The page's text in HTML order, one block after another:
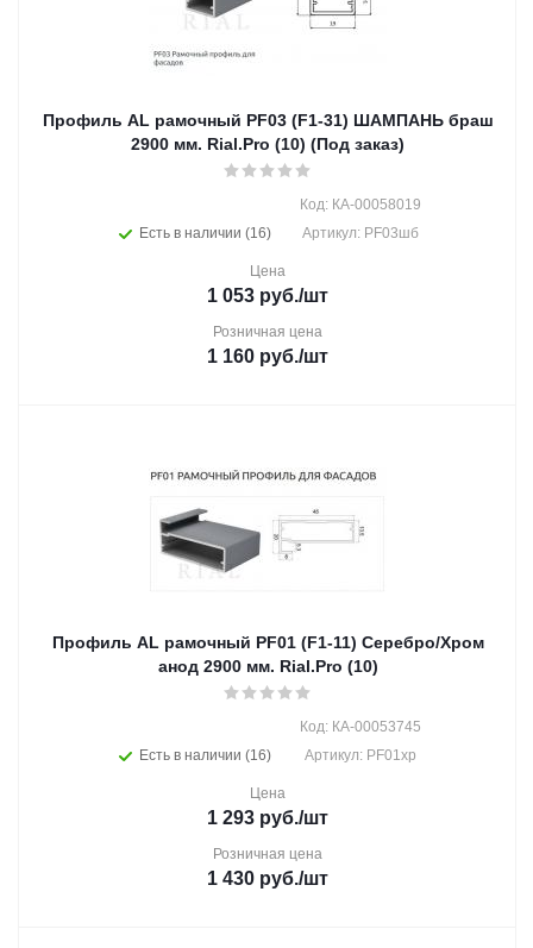
Профиль AL рамочный PF03 (F1-31) ШАМПАНЬ браш
2900 мм. Rial.Pro (10) (Под заказ)
Есть в наличии (16)
Код: КА-00058019
Артикул: PF03шб
Цена
1 053 руб./шт
Розничная цена
1 160 руб./шт
Профиль AL рамочный PF01 (F1-11) Серебро/Хром
анод 2900 мм. Rial.Pro (10)
Есть в наличии (16)
Код: КА-00053745
Артикул: PF01хр
Цена
1 293 руб./шт
Розничная цена
1 430 руб./шт